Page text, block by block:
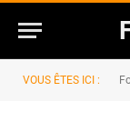
VOUS ÊTES ICI :